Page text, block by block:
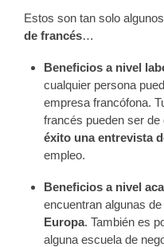
Estos son tan solo
de francés…
Beneficios a nivel
cualquier persona
empresa francófona.
francés pueden ser
éxito una entrevista
empleo.
Beneficios a nivel
encuentran algunas de
Europa. También es
alguna escuela de